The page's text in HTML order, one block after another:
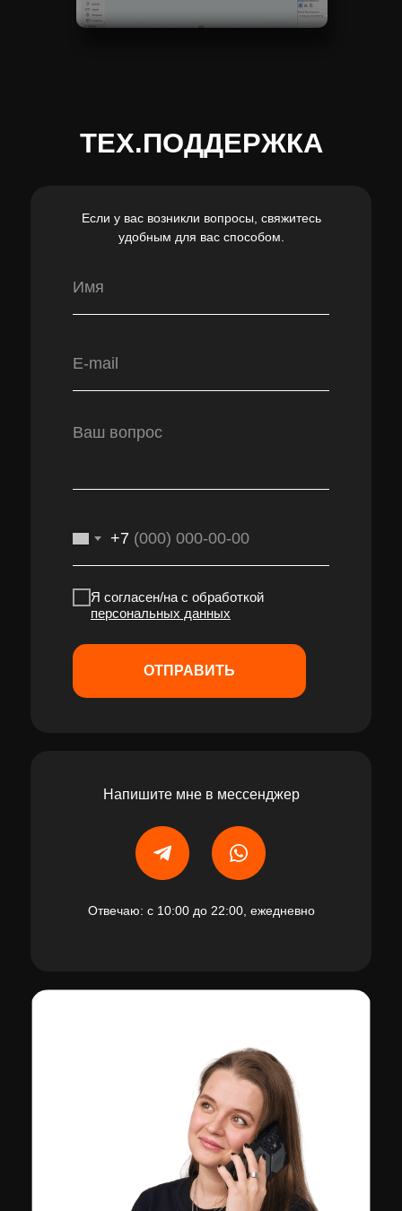
ТЕХ.ПОДДЕРЖКА
Если у вас возникли вопросы, свяжитесь
удобным для вас способом.
Отвечаю: с 10:00 до 22:00, ежедневно
+7
Я согласен/на с обработкой
персональных данных
ОТПРАВИТЬ
Напишите мне в мессенджер